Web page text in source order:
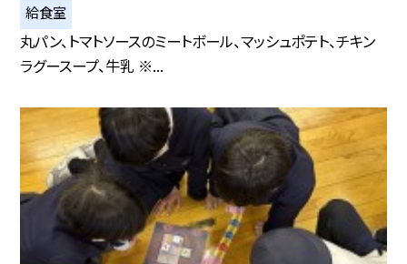
給食室
丸パン、トマトソースのミートボール、マッシュポテト、チキン
ラグースープ、牛乳 ※...